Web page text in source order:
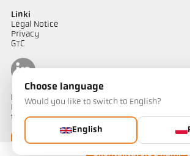
Skontaktuj się z nami
Linki
Legal Notice
Privacy
GTC
Kontakt
Mają Państwo pytania dotyczące naszych
temperatury? Nasz zespół chętnie służy
Skontaktuj się z nami
Choose language
Would you like to switch to English?
English